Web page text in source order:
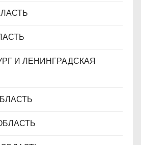
И ЛЕНИНГРАДСКАЯ